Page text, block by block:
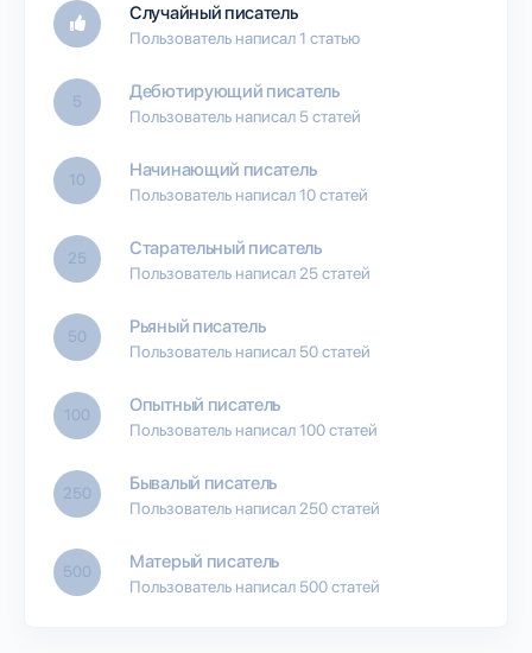
Случайный писатель
Пользователь написал 1 статью
5 Дебютирующий писатель
Пользователь написал 5 статей
10 Начинающий писатель
Пользователь написал 10 статей
25 Старательный писатель
Пользователь написал 25 статей
50 Рьяный писатель
Пользователь написал 50 статей
100 Опытный писатель
Пользователь написал 100 статей
250 Бывалый писатель
Пользователь написал 250 статей
500 Матерый писатель
Пользователь написал 500 статей